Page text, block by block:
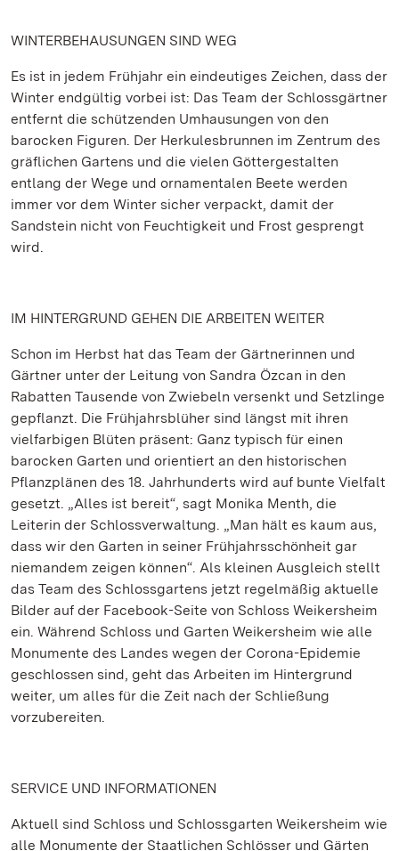
WINTERBEHAUSUNGEN SIND WEG
Es ist in jedem Frühjahr ein eindeutiges Zeichen, dass der
Winter endgültig vorbei ist: Das Team der Schlossgärtner
entfernt die schützenden Umhausungen von den
barocken Figuren. Der Herkulesbrunnen im Zentrum des
gräflichen Gartens und die vielen Göttergestalten
entlang der Wege und ornamentalen Beete werden
immer vor dem Winter sicher verpackt, damit der
Sandstein nicht von Feuchtigkeit und Frost gesprengt
wird.
IM HINTERGRUND GEHEN DIE ARBEITEN WEITER
Schon im Herbst hat das Team der Gärtnerinnen und
Gärtner unter der Leitung von Sandra Özcan in den
Rabatten Tausende von Zwiebeln versenkt und Setzlinge
gepflanzt. Die Frühjahrsblüher sind längst mit ihren
vielfarbigen Blüten präsent: Ganz typisch für einen
barocken Garten und orientiert an den historischen
Pflanzplänen des 18. Jahrhunderts wird auf bunte Vielfalt
gesetzt. „Alles ist bereit“, sagt Monika Menth, die
Leiterin der Schlossverwaltung. „Man hält es kaum aus,
dass wir den Garten in seiner Frühjahrsschönheit gar
niemandem zeigen können“. Als kleinen Ausgleich stellt
das Team des Schlossgartens jetzt regelmäßig aktuelle
Bilder auf der Facebook-Seite von Schloss Weikersheim
ein. Während Schloss und Garten Weikersheim wie alle
Monumente des Landes wegen der Corona-Epidemie
geschlossen sind, geht das Arbeiten im Hintergrund
weiter, um alles für die Zeit nach der Schließung
vorzubereiten.
SERVICE UND INFORMATIONEN
Aktuell sind Schloss und Schlossgarten Weikersheim wie
alle Monumente der Staatlichen Schlösser und Gärten